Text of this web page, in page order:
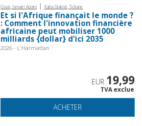
Cissé, Ismaël Adam | Kaba Diakité, Tidiane
Et si l'Afrique finançait le monde ?
: Comment l'innovation financière
africaine peut mobiliser 1000
milliards {dollar} d'ici 2035
2026 - L'Harmattan
EUR 19,99
TVA exclue
ACHETER